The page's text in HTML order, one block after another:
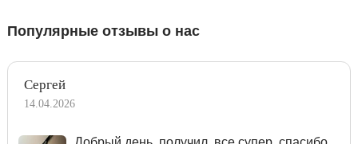
Популярные отзывы о нас
Сергей
14.04.2026